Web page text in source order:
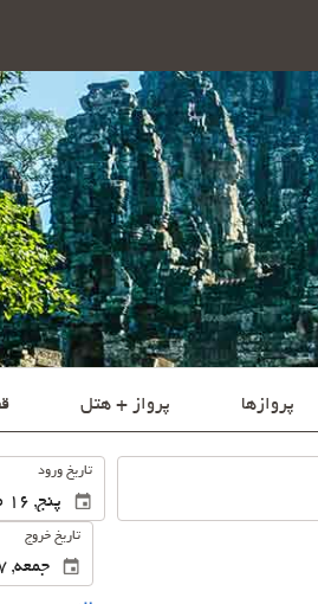
پروازها پرواز + هتل
تاریخ ورود
تاریخ خروج